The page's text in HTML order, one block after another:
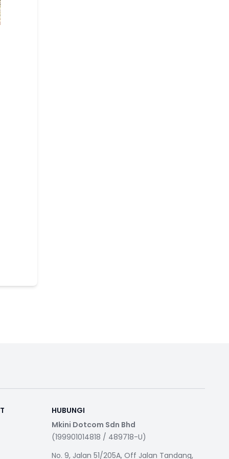
HUBUNGI
Mkini Dotcom Sdn Bhd
(199901014818 / 489718-U)
No. 9, Jalan 51/205A, Off Jalan Tandang,